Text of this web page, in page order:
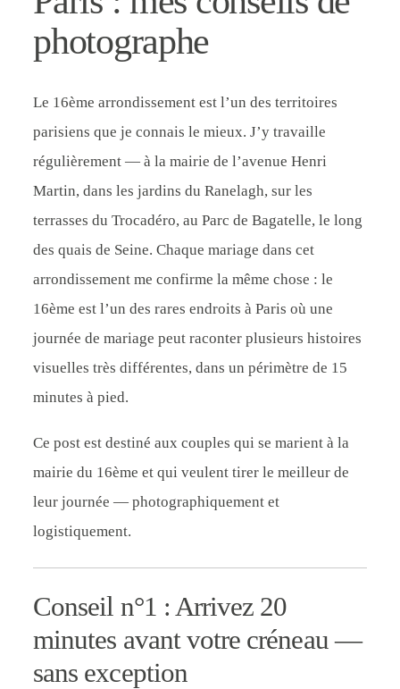
photographe
Le 16ème arrondissement est l’un des territoires
parisiens que je connais le mieux. J’y travaille
régulièrement — à la mairie de l’avenue Henri
Martin, dans les jardins du Ranelagh, sur les
terrasses du Trocadéro, au Parc de Bagatelle, le long
des quais de Seine. Chaque mariage dans cet
arrondissement me confirme la même chose : le
16ème est l’un des rares endroits à Paris où une
journée de mariage peut raconter plusieurs histoires
visuelles très différentes, dans un périmètre de 15
minutes à pied.
Ce post est destiné aux couples qui se marient à la
mairie du 16ème et qui veulent tirer le meilleur de
leur journée — photographiquement et
logistiquement.
Conseil n°1 : Arrivez 20
minutes avant votre créneau —
sans exception